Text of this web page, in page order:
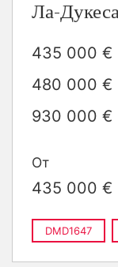
Ла-Дукеса
435 000 €
480 000 €
930 000 €
От
435 000 €
DMD1647